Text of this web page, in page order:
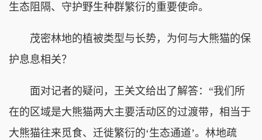
生态阻隔、守护野生种群繁衍的重要使命。
茂密林地的植被类型与长势，为何与大熊猫的保
护息息相关？
面对记者的疑问，王关文给出了解答：“我们所
在的区域是大熊猫两大主要活动区的过渡带，相当于
大熊猫往来觅食、迁徙繁衍的‘生态通道’。林地疏